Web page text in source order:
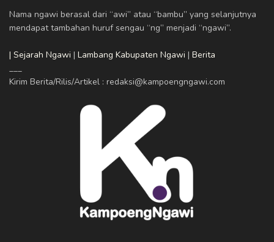
Nama ngawi berasal dari “awi” atau “bambu” yang selanjutnya
mendapat tambahan huruf sengau “ng” menjadi “ngawi”.
| Sejarah Ngawi | Lambang Kabupaten Ngawi | Berita
___
Kirim Berita/Rilis/Artikel : redaksi@kampoengngawi.com